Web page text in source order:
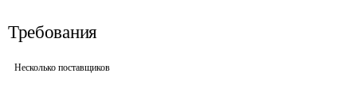
Требования
Несколько поставщиков